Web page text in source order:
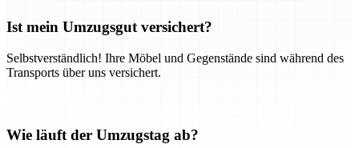
Ist mein Umzugsgut versichert?
Selbstverständlich! Ihre Möbel und Gegenstände sind während des
Transports über uns versichert.
Wie läuft der Umzugstag ab?